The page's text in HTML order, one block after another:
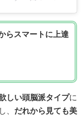
らスマートに上達
しい頭脳派タイプに
、 だれから見ても美